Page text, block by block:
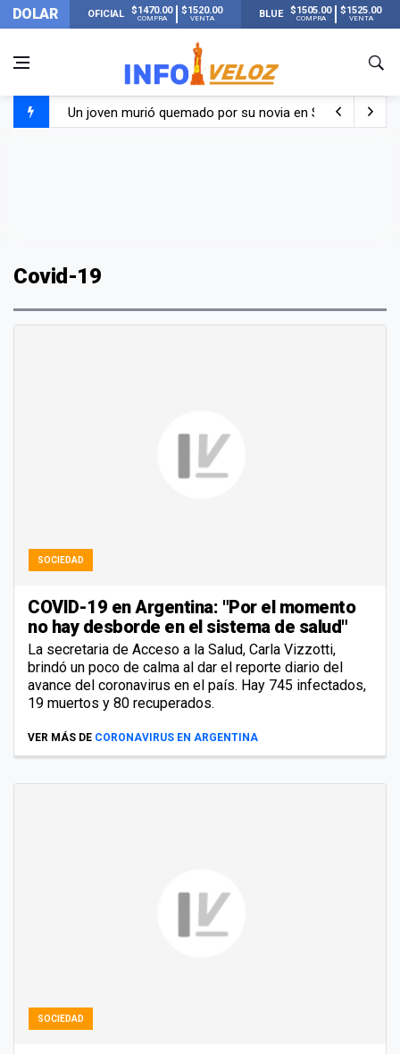
DOLAR OFICIAL $1470.00
COMPRA
$1520.00
VENTA BLUE $1505.00
COMPRA
$1525.00
VENTA
Un joven murió quemado por su novia en San Luis:
Covid-19
SOCIEDAD
COVID-19 en Argentina: "Por el momento
no hay desborde en el sistema de salud"
La secretaria de Acceso a la Salud, Carla Vizzotti,
brindó un poco de calma al dar el reporte diario del
avance del coronavirus en el país. Hay 745 infectados,
19 muertos y 80 recuperados.
VER MÁS DE CORONAVIRUS EN ARGENTINA
SOCIEDAD